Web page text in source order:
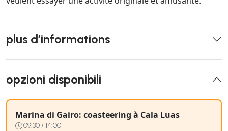
plus d’informations
opzioni disponibili
Marina di Gairo: coasteering à Cala Luas
09:30 / 14:00